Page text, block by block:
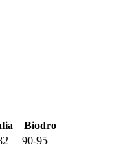
Biodro
90-95